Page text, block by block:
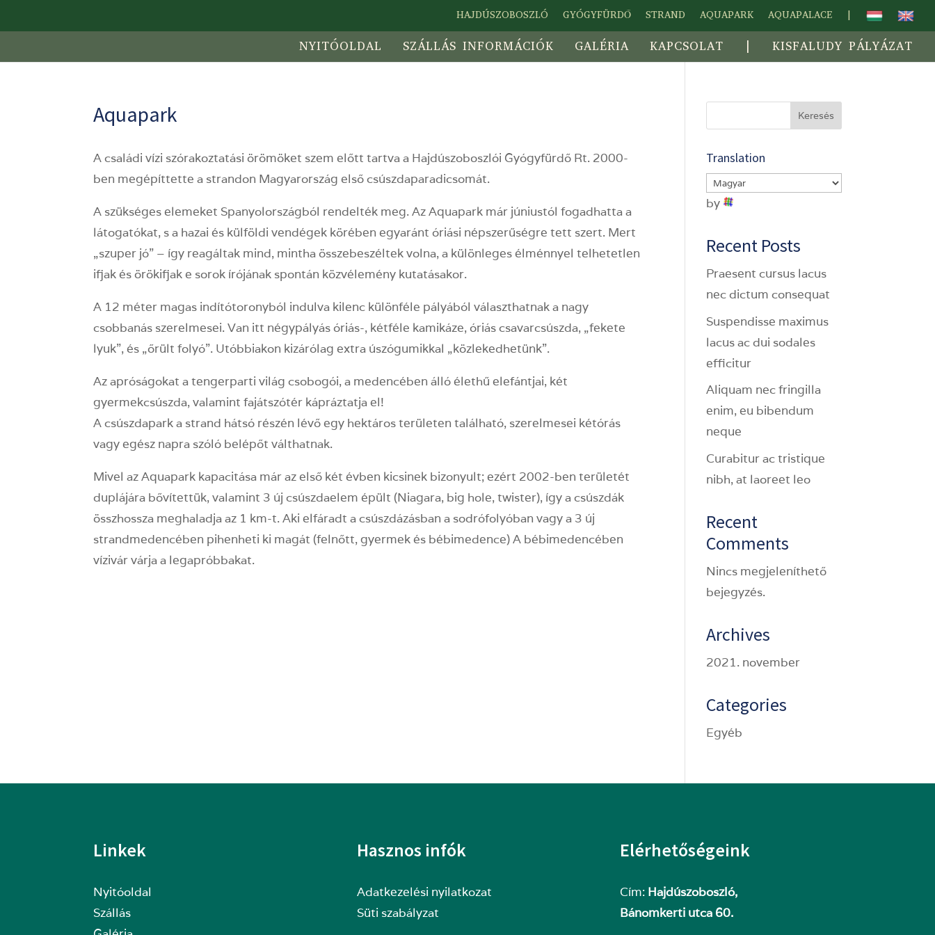
HAJDÚSZOBOSZLÓ GYÓGYFÜRDŐ STRAND AQUAPARK AQUAPALACE |
NYITÓOLDAL SZÁLLÁS INFORMÁCIÓK GALÉRIA KAPCSOLAT KISFALUDY PÁLYÁZAT
Aquapark
A családi vízi szórakoztatási örömöket szem előtt tartva a Hajdúszoboszlói Gyógyfürdő Rt. 2000-
ben megépíttette a strandon Magyarország első csúszdaparadicsomát.
A szükséges elemeket Spanyolországból rendelték meg. Az Aquapark már júniustól fogadhatta a
látogatókat, s a hazai és külföldi vendégek körében egyaránt óriási népszerűségre tett szert. Mert
„szuper jó” – így reagáltak mind, mintha összebeszéltek volna, a különleges élménnyel telhetetlen
ifjak és örökifjak e sorok írójának spontán közvélemény kutatásakor.
A 12 méter magas indítótoronyból indulva kilenc különféle pályából választhatnak a nagy
csobbanás szerelmesei. Van itt négypályás óriás-, kétféle kamikáze, óriás csavarcsúszda, „fekete
lyuk”, és „őrült folyó”. Utóbbiakon kizárólag extra úszógumikkal „közlekedhetünk”.
Az apróságokat a tengerparti világ csobogói, a medencében álló élethű elefántjai, két
gyermekcsúszda, valamint fajátszótér kápráztatja el!
A csúszdapark a strand hátsó részén lévő egy hektáros területen található, szerelmesei kétórás
vagy egész napra szóló belépőt válthatnak.
Mivel az Aquapark kapacitása már az első két évben kicsinek bizonyult; ezért 2002-ben területét
duplájára bővítettük, valamint 3 új csúszdaelem épült (Niagara, big hole, twister), így a csúszdák
összhossza meghaladja az 1 km-t. Aki elfáradt a csúszdázásban a sodrófolyóban vagy a 3 új
strandmedencében pihenheti ki magát (felnőtt, gyermek és bébimedence) A bébimedencében
vízivár várja a legapróbbakat.
Keresés
Translation
by
Recent Posts
Praesent cursus lacus
nec dictum consequat
Suspendisse maximus
lacus ac dui sodales
efficitur
Aliquam nec fringilla
enim, eu bibendum
neque
Curabitur ac tristique
nibh, at laoreet leo
Recent
Comments
Nincs megjeleníthető
bejegyzés.
Archives
2021. november
Categories
Egyéb
Linkek
Nyitóoldal
Szállás
Hasznos infók
Adatkezelési nyilatkozat
Süti szabályzat
Elérhetőségeink
Cím: Hajdúszoboszló,
Bánomkerti utca 60.